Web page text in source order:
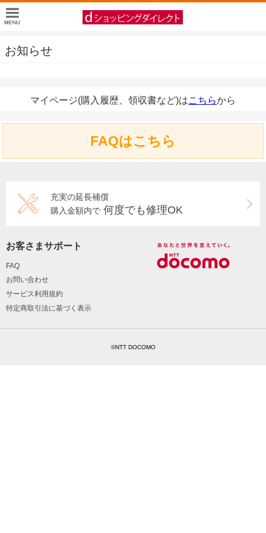
お知らせ
マイページ(購入履歴、領収書など)はこちらから
FAQはこちら
充実の延長補償
購入金額内で 何度でも修理OK
お客さまサポート
FAQ
お問い合わせ
サービス利用規約
特定商取引法に基づく表示
©NTT DOCOMO